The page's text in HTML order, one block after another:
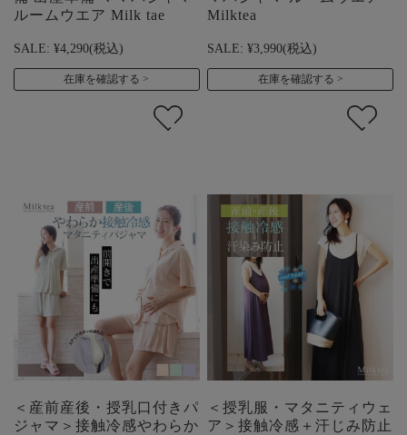
ルームウエア Milk tae
SALE: ¥4,290(税込)
在庫を確認する
Milktea
SALE: ¥3,990(税込)
在庫を確認する
＜産前産後・授乳口付きパ
ジャマ＞接触冷感やわらか
＜授乳服・マタニティウェ
ア＞接触冷感＋汗じみ防止